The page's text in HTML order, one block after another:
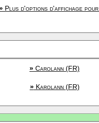
Plus d'options d'affichage pour
» Carolann (FR)
»Karolann (FR)